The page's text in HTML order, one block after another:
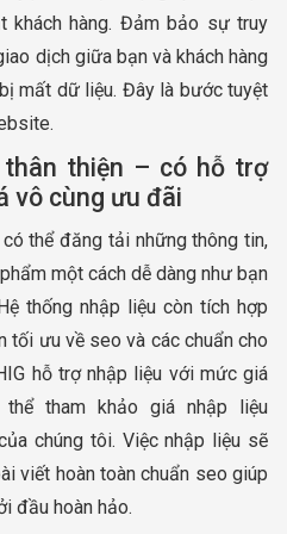
khách hàng. Đảm bảo sự truy
dịch giữa bạn và khách hàng
mất dữ liệu. Đây là bước tuyệt
thân thiện – có hỗ trợ
vô cùng ưu đãi
thể đăng tải những thông tin,
một cách dễ dàng như bạn
thống nhập liệu còn tích hợp
tối ưu về seo và các chuẩn cho
hỗ trợ nhập liệu với mức giá
tham khảo giá nhập liệu
chúng tôi. Việc nhập liệu sẽ
viết hoàn toàn chuẩn seo giúp
đầu hoàn hảo.